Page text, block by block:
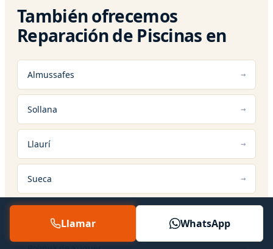
También ofrecemos
Reparación de Piscinas en
Almussafes
Sollana
Llaurí
Sueca
Llamar WhatsApp